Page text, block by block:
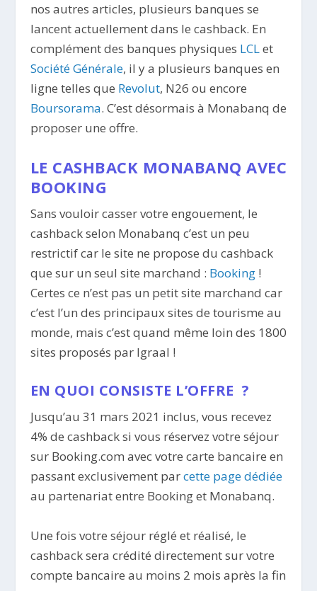
nos autres articles, plusieurs banques se
lancent actuellement dans le cashback. En
complément des banques physiques LCLet
Société Générale, il y a plusieurs banques en
ligne telles que Revolut, N26 ou encore
Boursorama. C’est désormais à Monabanq de
proposer une offre.
LE CASHBACK MONABANQ AVEC
BOOKING
Sans vouloir casser votre engouement, le
cashback selon Monabanq c’est un peu
restrictif car le site ne propose du cashback
que sur un seul site marchand : Booking!
Certes ce n’est pas un petit site marchand car
c’est l’un des principaux sites de tourisme au
monde, mais c’est quand même loin des 1800
sites proposés par Igraal !
EN QUOI CONSISTE L’OFFRE ?
Jusqu’au 31 mars 2021 inclus, vous recevez
4% de cashback si vous réservez votre séjour
sur Booking.com avec votre carte bancaire en
passant exclusivement parcette page dédiée
au partenariat entre Booking et Monabanq.
Une fois votre séjour réglé et réalisé, le
cashback sera crédité directement sur votre
compte bancaire au moins 2 mois après la fin